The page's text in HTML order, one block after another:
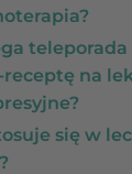
na
się w